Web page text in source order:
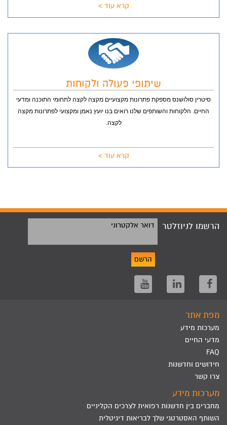
קרא עוד >
שיתופי פעולה ולקוחות
סיטרין סולושנס מספקת פתרונות מקצועיים מקצה לקצה לתחומי התוכנה ומדעי
החיים. הלקוחות והשותפים שלנו רואים בנו יועץ נאמן ומקצועי לפתרונות מקצה
לקצה.
קרא עוד >
הרשמו לניוזלטר דואר אלקטרוני
הרשם
מפת אתר
מערכות מידע
מדעי החיים
FAQ
חידושים וחדשנות
צרו קשר
מערכות מידע
מחברים בין חדשנות רפואית לצרכים הקליניים
השותף האסטרטגי שלך לבריאות דיגיטלית